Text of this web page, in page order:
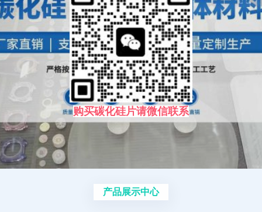
购买碳化硅片请微信联系
产品展示中心